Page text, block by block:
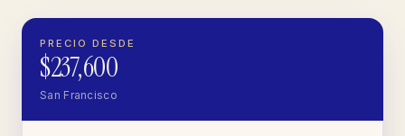
PRECIO DESDE
$237,600
San Francisco